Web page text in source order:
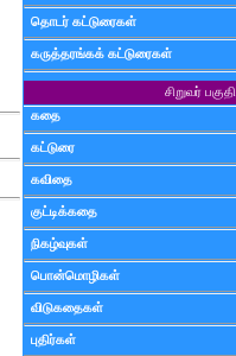
தொடர் கட்டுரைகள்
கருத்தரங்கக் கட்டுரைகள்
சிறுவர் பகுதி
கதை
கட்டுரை
கவிதை
குட்டிக்கதை
நிகழ்வுகள்
பொன்மொழிகள்
விடுகதைகள்
புதிர்கள்